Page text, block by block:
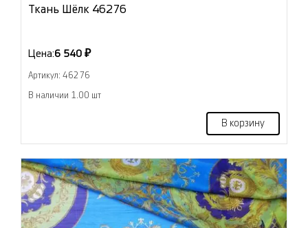
Ткань Шёлк 46276
Цена:6 540 ₽
Артикул: 46276
В наличии 1.00 шт
В корзину